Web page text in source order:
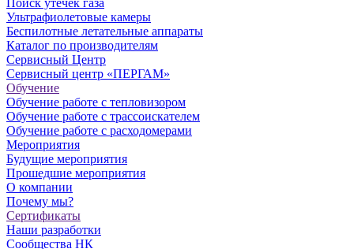
Поиск утечек газа
Ультрафиолетовые камеры
Беспилотные летательные аппараты
Каталог по производителям
Сервисный Центр
Сервисный центр «ПЕРГАМ»
Обучение
Обучение работе с тепловизором
Обучение работе с трассоискателем
Обучение работе с расходомерами
Мероприятия
Будущие мероприятия
Прошедшие мероприятия
О компании
Почему мы?
Сертификаты
Наши разработки
Сообщества НК